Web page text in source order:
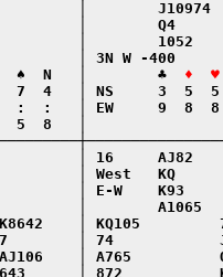
│        J10974
│        Q4
│        1052
│ 3N W -400
  ♠  N   │        ♣
♦  ♥
7  4   │ NS     3  5  5
:  :   │ EW     9  8  8
5  8   │
│ 16     AJ82
│ West   KQ
│ E-W    K93
│        A1065
│ KQ105
│ 74
│ A765
│ 872